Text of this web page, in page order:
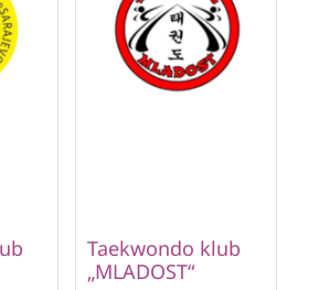
Taekwondo klub
„MLADOST“